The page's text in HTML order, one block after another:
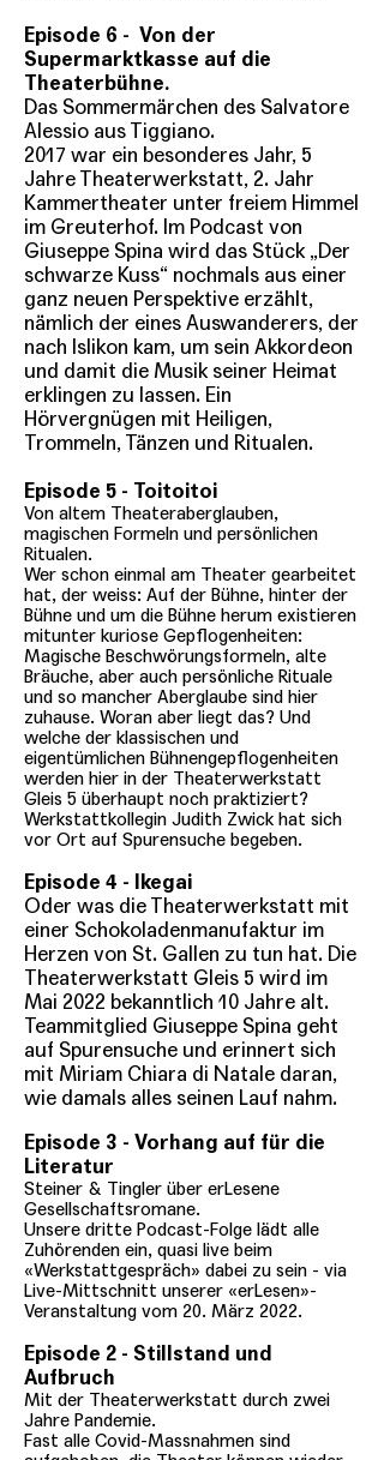
Episode 6 - Von der
Supermarktkasse auf die
Theaterbühne.
Das Sommermärchen des Salvatore
Alessio aus Tiggiano.
2017 war ein besonderes Jahr, 5
Jahre Theaterwerkstatt, 2. Jahr
Kammertheater unter freiem Himmel
im Greuterhof. Im Podcast von
Giuseppe Spina wird das Stück „Der
schwarze Kuss“ nochmals aus einer
ganz neuen Perspektive erzählt,
nämlich der eines Auswanderers, der
nach Islikon kam, um sein Akkordeon
und damit die Musik seiner Heimat
erklingen zu lassen. Ein
Hörvergnügen mit Heiligen,
Trommeln, Tänzen und Ritualen.
Episode 5 - Toitoitoi
Von altem Theateraberglauben,
magischen Formeln und persönlichen
Ritualen.
Wer schon einmal am Theater gearbeitet
hat, der weiss: Auf der Bühne, hinter der
Bühne und um die Bühne herum existieren
mitunter kuriose Gepflogenheiten:
Magische Beschwörungsformeln, alte
Bräuche, aber auch persönliche Rituale
und so mancher Aberglaube sind hier
zuhause. Woran aber liegt das? Und
welche der klassischen und
eigentümlichen Bühnengepflogenheiten
werden hier in der Theaterwerkstatt
Gleis 5 überhaupt noch praktiziert?
Werkstattkollegin Judith Zwick hat sich
vor Ort auf Spurensuche begeben.
Episode 4 - Ikegai
Oder was die Theaterwerkstatt mit
einer Schokoladenmanufaktur im
Herzen von St. Gallen zu tun hat. Die
Theaterwerkstatt Gleis 5 wird im
Mai 2022 bekanntlich 10 Jahre alt.
Teammitglied Giuseppe Spina geht
auf Spurensuche und erinnert sich
mit Miriam Chiara di Natale daran,
wie damals alles seinen Lauf nahm.
Episode 3 - Vorhang auf für die
Literatur
Steiner & Tingler über erLesene
Gesellschaftsromane.
Unsere dritte Podcast-Folge lädt alle
Zuhörenden ein, quasi live beim
«Werkstattgespräch» dabei zu sein - via
Live-Mittschnitt unserer «erLesen»-
Veranstaltung vom 20. März 2022.
Episode 2 - Stillstand und
Aufbruch
Mit der Theaterwerkstatt durch zwei
Jahre Pandemie.
Fast alle Covid-Massnahmen sind